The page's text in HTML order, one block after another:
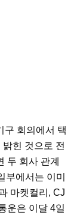
구 회의에서 택
힌 것으로 전
두 회사 관계
부에서는 이미
마켓컬리, CJ
운은 이달 4일